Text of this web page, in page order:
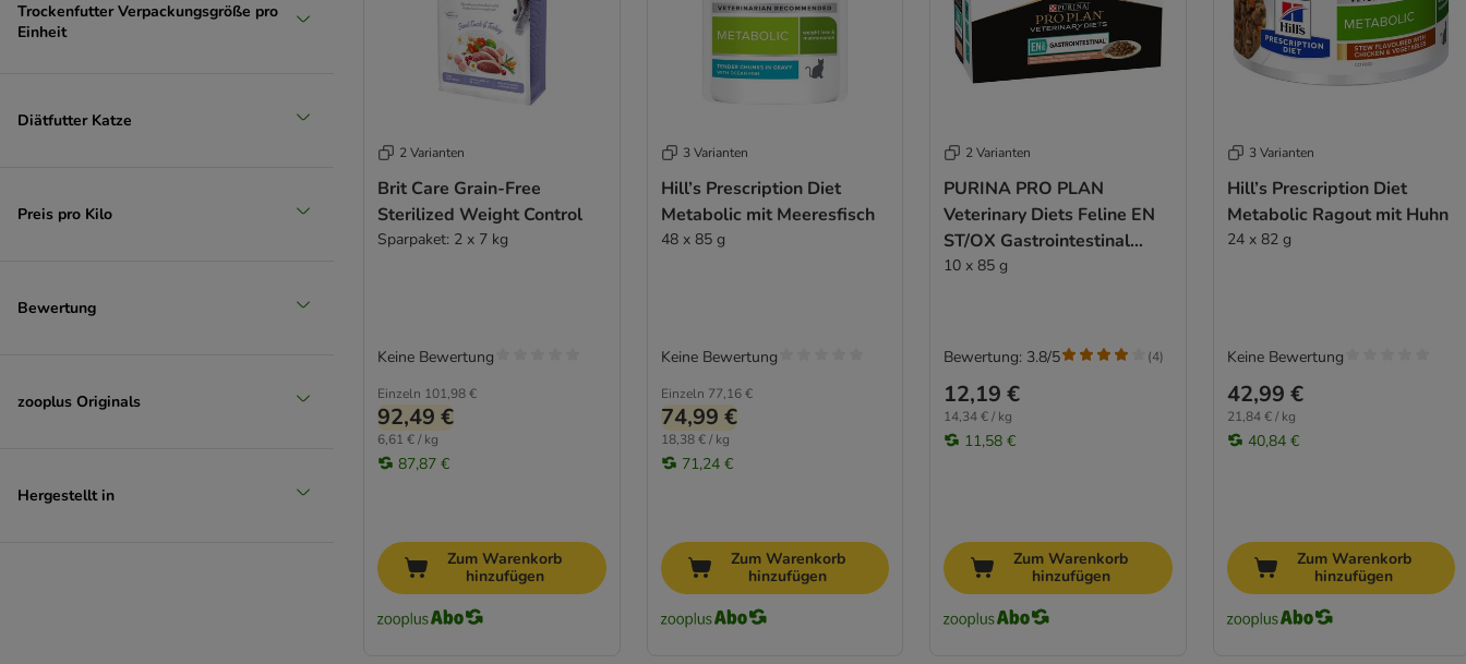
Trockenfutter Verpackungsgröße pro
Einheit
Diätfutter Katze
Preis pro Kilo
Bewertung
zooplus Originals
Hergestellt in
2 Varianten
Brit Care Grain-Free
Sterilized Weight Control
Sparpaket: 2 x 7 kg
Einzeln 101,98 €
92,49 €
6,61 € / kg
87,87 €
Keine Bewertung
Zum Warenkorb
hinzufügen
3 Varianten
Hill’s Prescription Diet
Metabolic mit Meeresfisch
48 x 85 g
Einzeln 77,16 €
74,99 €
18,38 € / kg
71,24 €
Keine Bewertung
Zum Warenkorb
hinzufügen
2 Varianten
PURINA PRO PLAN
Veterinary Diets Feline EN
ST/OX Gastrointestinal
Lachs
10 x 85 g
12,19 €
14,34 € / kg
11,58 €
Bewertung: 3.8/5 (4)
Zum Warenkorb
hinzufügen
3 Varianten
Hill’s Prescription Diet
Metabolic Ragout mit Huhn
24 x 82 g
42,99 €
21,84 € / kg
40,84 €
Keine Bewertung
Zum Warenkorb
hinzufügen